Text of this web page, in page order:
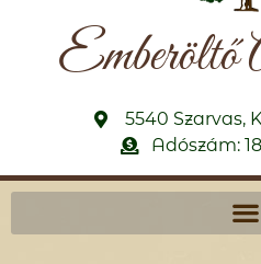
Emberöltő
5540 Szarvas,
Adószám: